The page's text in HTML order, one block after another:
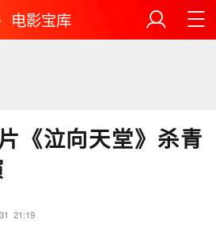
电影宝库
《泣向天堂》杀青
21:19